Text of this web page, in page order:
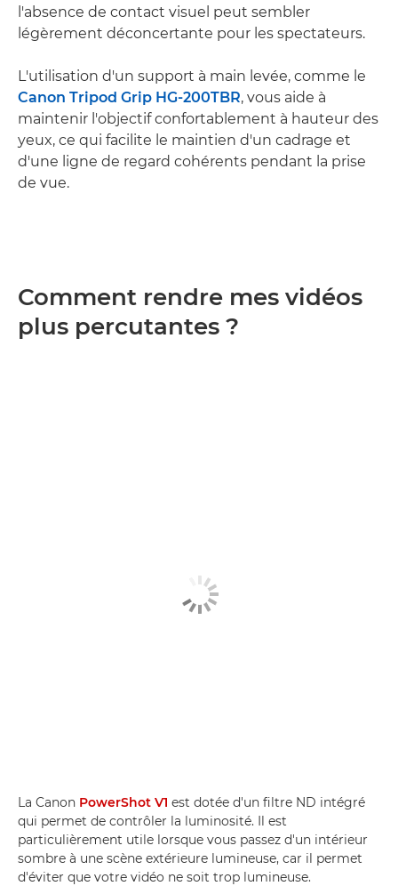
l'absence de contact visuel peut sembler
légèrement déconcertante pour les spectateurs.
L'utilisation d'un support à main levée, comme le
Canon Tripod Grip HG-200TBR, vous aide à
maintenir l'objectif confortablement à hauteur des
yeux, ce qui facilite le maintien d'un cadrage et
d'une ligne de regard cohérents pendant la prise
de vue.
Comment rendre mes vidéos
plus percutantes ?
La Canon PowerShot V1 est dotée d'un filtre ND intégré
qui permet de contrôler la luminosité. Il est
particulièrement utile lorsque vous passez d'un intérieur
sombre à une scène extérieure lumineuse, car il permet
d'éviter que votre vidéo ne soit trop lumineuse.